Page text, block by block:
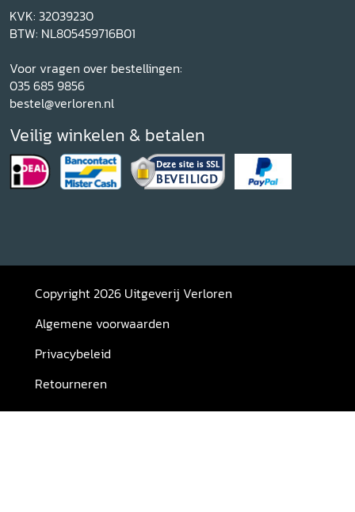
KVK: 32039230
BTW: NL805459716B01
Voor vragen over bestellingen:
035 685 9856
bestel@verloren.nl
Veilig winkelen & betalen
Copyright 2026 Uitgeverij Verloren
Algemene voorwaarden
Privacybeleid
Retourneren